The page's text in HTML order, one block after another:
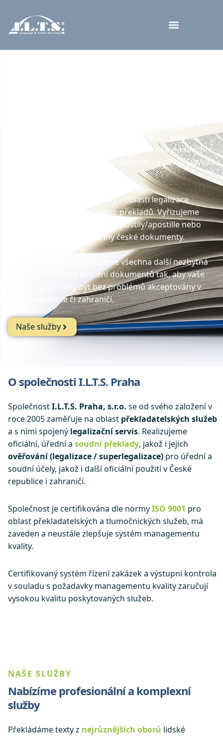
rejstříků a registrů, osvědčení a certifikáty, patenty,
účetní a daňové dokumenty, identifikační a evidenční
doklady...), a to ve více než 40 jazycích – z cizího jazyka i
Zajišťujeme komplexní servis v oblasti legalizace
(ověřování) dokumentů resp. překladů. Vyřizujeme
legalizaci (ověření) ve formě apostily/apostille nebo
superlegalizace pro všechny české dokumenty.
Dále provádíme a zajišťujeme všechna další nezbytná
soudní či notářská ověření dokumentů tak, aby vaše
dokumenty mohly být bez problémů akceptovány v
České republice či zahraničí.
Naše služby
O společnosti I.L.T.S. Praha
SpolečnostI.L.T.S. Praha, s.r.o. se od svého založení v
roce 2005 zaměřuje na oblast překladatelských služeb
a s nimi spojený legalizační servis. Realizujeme
oficiální, úřední a soudní překlady, jakož i jejich
ověřování (legalizace / superlegalizace) pro úřední a
soudní účely, jakož i další oficiální použití v České
republice i zahraničí.
Společnost je certifikována dle normyISO 9001 pro
oblast překladatelských a tlumočnických služeb, má
zaveden a neustále zlepšuje systém managementu
kvality.
Certifikovaný systém řízení zakázek a výstupní kontrola
v souladu s požadavky managementu kvality zaručují
vysokou kvalitu poskytovaných služeb.
NAŠE SLUŽBY
Nabízíme profesionální a komplexní
služby
Překládáme texty z nejrůznějších oborů lidské